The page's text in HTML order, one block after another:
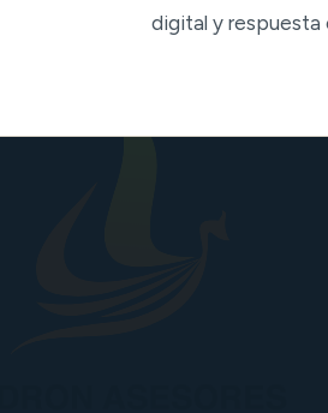
digital y respuesta